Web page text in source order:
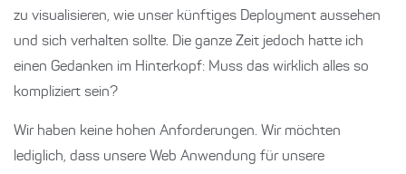
zu visualisieren, wie unser künftiges Deployment aussehen
und sich verhalten sollte. Die ganze Zeit jedoch hatte ich
einen Gedanken im Hinterkopf: Muss das wirklich alles so
kompliziert sein?
Wir haben keine hohen Anforderungen. Wir möchten
lediglich, dass unsere Web Anwendung für unsere